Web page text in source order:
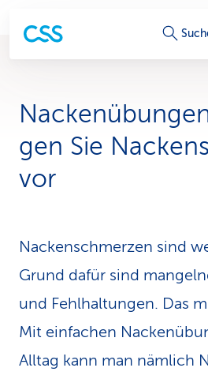
S
v
i
-
L
i
gen Sie
vor
Nackenschmerzen sind
Grund dafür sind
und Fehl­haltungen. Das
Mit einfachen
Alltag kann man nämlich